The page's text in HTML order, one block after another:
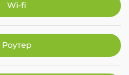
Wi-fi
Роутер